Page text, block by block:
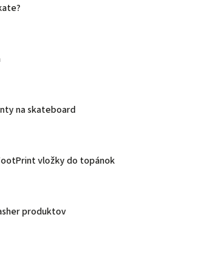
na skateboard
vložky do topánok
produktov